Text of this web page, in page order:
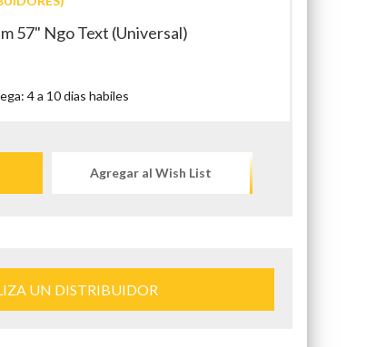
57" Ngo Text (Universal)
4 a 10 dias habiles
Agregar al Wish List
UN DISTRIBUIDOR